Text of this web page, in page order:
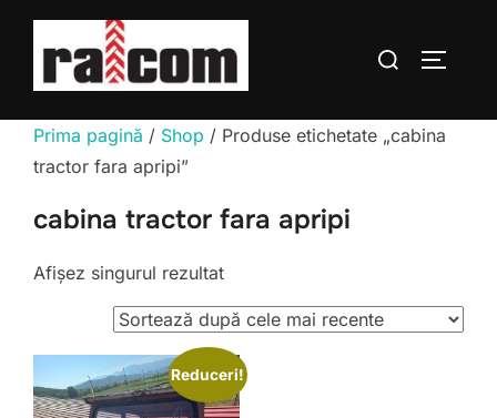
conținut
Caută
Prima pagină / Shop / Produse etichetate „cabina
tractor fara apripi”
cabina tractor fara apripi
Afișez singurul rezultat
Reduceri!